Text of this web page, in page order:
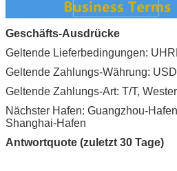
Geschäfts-Ausdrücke
Geltende Lieferbedingungen:
Geltende Zahlungs-Währung:
Geltende Zahlungs-Art: T/T,
Nächster Hafen: Guangzhou-
Shanghai-Hafen
Antwortquote (zuletzt 30 Tage)